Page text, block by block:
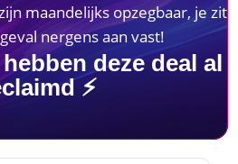
maandelijks opzegbaar, je zit
nergens aan vast!
deze deal al
⚡